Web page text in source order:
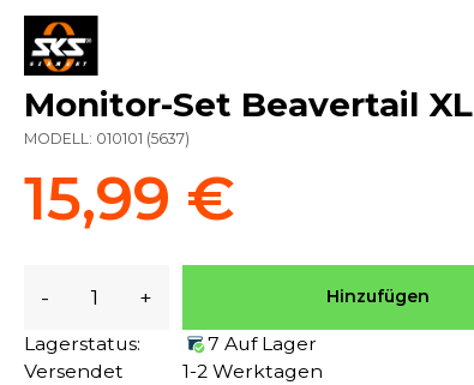
Monitor-Set Beavertail XL
MODELL: 010101 (5637)
15,99 €
- + Hinzufügen
Lagerstatus:
7 Auf Lager
Versendet
1-2 Werktagen